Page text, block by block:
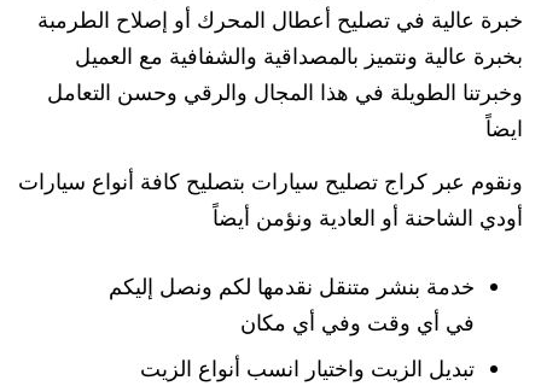
خبرة عالية في تصليح أعطال المحرك أو إصلاح الطرمبة
بخبرة عالية ونتميز بالمصداقية والشفافية مع العميل
وخبرتنا الطويلة في هذا المجال والرقي وحسن التعامل
ايضاً
ونقوم عبر كراج تصليح سيارات بتصليح كافة أنواع سيارات
أودي الشاحنة أو العادية ونؤمن أيضاً
خدمة بنشر متنقل نقدمها لكم ونصل إليكم
في أي وقت وفي أي مكان
تبديل الزيت واختيار انسب أنواع الزيت